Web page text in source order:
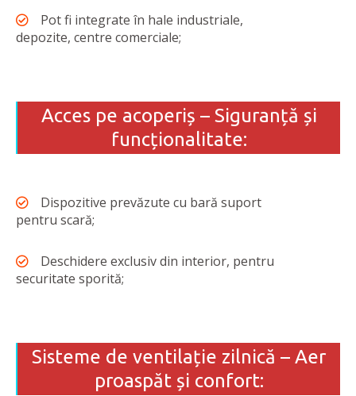
Pot fi integrate în hale industriale,
depozite, centre comerciale;
Acces pe acoperiș – Siguranță și
funcționalitate:
Dispozitive prevăzute cu bară suport
pentru scară;
Deschidere exclusiv din interior, pentru
securitate sporită;
Sisteme de ventilație zilnică – Aer
proaspăt și confort: